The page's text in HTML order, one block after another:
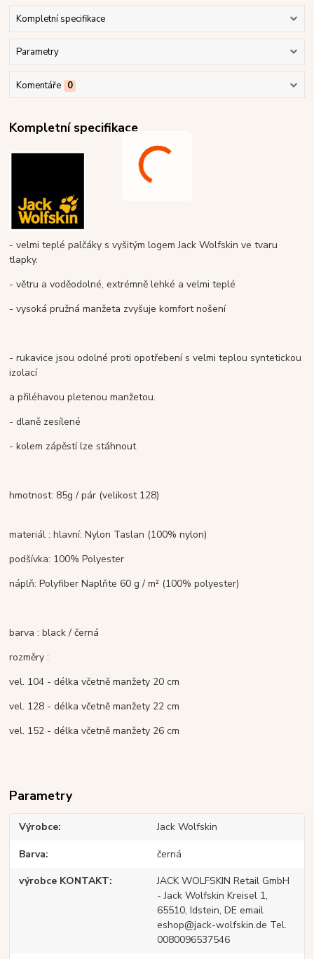
Kompletní specifikace
Parametry
Komentáře 0
Kompletní specifikace
- velmi teplé palčáky s vyšitým logem Jack Wolfskin ve tvaru
tlapky.
- větru a voděodolné, extrémně lehké a velmi teplé
- vysoká pružná manžeta zvyšuje komfort nošení
- rukavice jsou odolné proti opotřebení s velmi teplou syntetickou
izolací
a přiléhavou pletenou manžetou.
- dlaně zesílené
- kolem zápěstí lze stáhnout
hmotnost: 85g / pár (velikost 128)
materiál :hlavní: Nylon Taslan (100% nylon)
podšívka: 100% Polyester
náplň: Polyfiber Naplňte 60 g / m² (100% polyester)
barva : black / černá
rozměry :
vel. 104 - délka včetně manžety 20 cm
vel. 128 - délka včetně manžety 22 cm
vel. 152 - délka včetně manžety 26 cm
Parametry
Výrobce Jack Wolfskin
Barva černá
výrobce KONTAKT
JACK WOLFSKIN Retail GmbH
- Jack Wolfskin Kreisel 1,
65510, Idstein, DE email
eshop@jack-wolfskin.de Tel.
0080096537546